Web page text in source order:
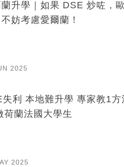
升學｜如果 DSE 炒咗，
妨考慮愛爾蘭！
2025
失利 本地難升學 專家教1方
荷蘭法國大學生
2025